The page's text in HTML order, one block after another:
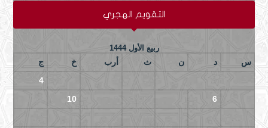
التقويم الهجري
ربيع الأول 1444
س د ن ث أرب خ ج
4
6
10